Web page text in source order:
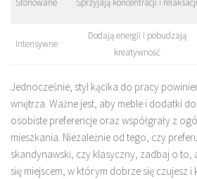
Intensywne
Dodają energii i pobudzają
kreatywność
Jednocześnie, styl kącika do pracy
wnętrza. Ważne jest, aby meble i dodatki
osobiste preferencje oraz współgrały z
mieszkania. Niezależnie od tego, czy
skandynawski, czy klasyczny, zadbaj o to,
się miejscem, w którym dobrze się czujesz i